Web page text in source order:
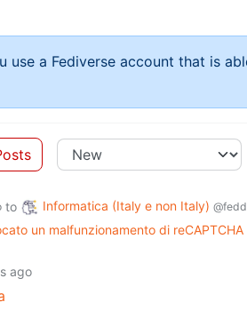
use a Fediverse account that is
to Informatica (Italy e non Italy)
un malfunzionamento di
ago